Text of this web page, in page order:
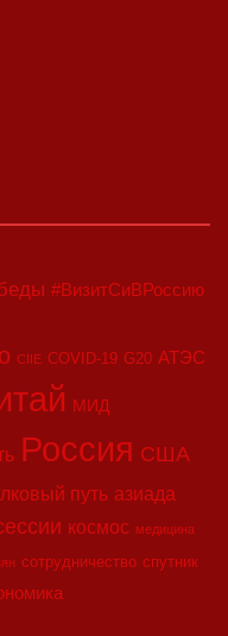
#ВизитСиВРоссию
CIIE COVID-19 G20 АТЭС
МИД
Россия США
путь азиада
космос медицина
сотрудничество спутник